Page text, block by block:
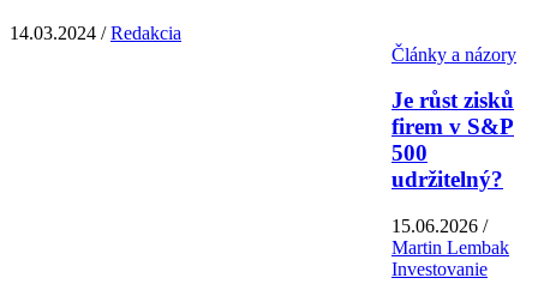
14.03.2024 /Redakcia
Články a názory
Je růst zisků
firem v S&P
500
udržitelný?
15.06.2026 /
Martin Lembak
Investovanie